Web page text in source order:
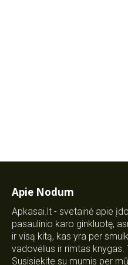
Apie Nodum
Apkasai.lt - svetainė apie
pasaulinio karo ginkluotę,
ir visą kitą, kas yra per
vadovėlius ir rimtas
Susisiekite su mumis per